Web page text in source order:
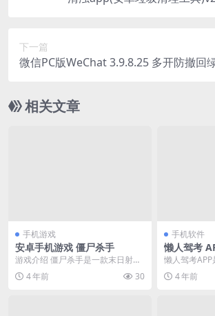
下一篇
微信PC版WeChat 3.9.8.25 多开防撤回
相关文章
手机游戏
安卓手机游戏 僵尸杀手
游戏介绍 僵尸杀手是一款末日射击
闯关游戏。超多武器超爽打击感，
炫酷打击特效，多种...
4 年前 30
手机软件
懒人驾考
懒人驾考
顺利通过驾
台，平台内汇
4 年前